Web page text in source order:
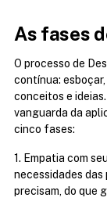
As fases
O processo de
contínua:
conceitos e
vanguarda da
cinco fases:
1. Empatia com
necessidades das
precisam, do que